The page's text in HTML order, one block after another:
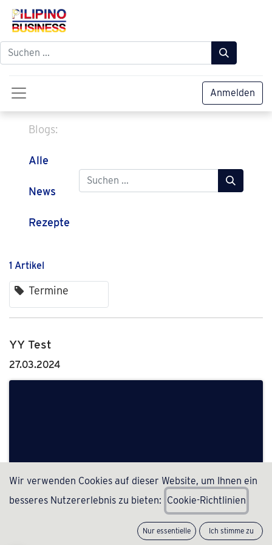
Anmelden
Blogs:
Alle
News
Rezepte
1 Artikel
Termine
YY Test
27.03.2024
Hier schreiben … Abschnittsuntertitel Schreiben
Sie ein oder zwei Absätze, die Ihr Produkt oder
Ihre Dienstleistungen beschreiben. Um erfolgreich
zu sein, muss Ihr Inhalt für Ihre Leser nützlich
Wir verwenden Cookies auf dieser Website, um Ihnen ein
besseres Nutzererlebnis zu bieten: Cookie-Richtlinien
Nur essentielle Ich stimme zu